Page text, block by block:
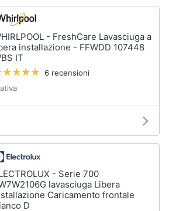
- FreshCare Lavasciuga a
installazione - FFWDD 107448
IT
6 recensioni
- Serie 700
lavasciuga Libera
Caricamento frontale
D